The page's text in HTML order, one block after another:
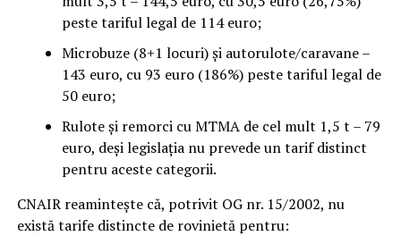
peste tariful legal de 114 euro;
Microbuze (8+1 locuri) și autorulote/caravane –
143 euro, cu 93 euro (186%) peste tariful legal de
50 euro;
Rulote și remorci cu MTMA de cel mult 1,5 t – 79
euro, deși legislația nu prevede un tarif distinct
pentru aceste categorii.
CNAIR reamintește că, potrivit OG nr. 15/2002, nu
există tarife distincte de rovinietă pentru: